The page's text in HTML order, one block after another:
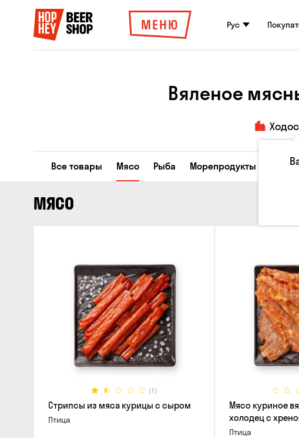
МЕНЮ Рус
Вяленое
Все товары Мясо Рыба Морепродукты
МЯСО
(1)
Стрипсы из мяса курицы с сыром
Птица
Мясо куриное
холодец с
Птица